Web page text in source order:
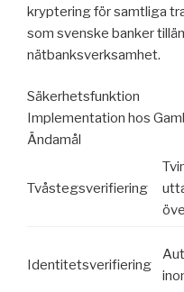
kryptering för samtliga
som svenske banker
nätbanksverksamhet.
Säkerhetsfunktion
Implementation hos
Ändamål
Tvåstegsverifiering
Identitetsverifiering